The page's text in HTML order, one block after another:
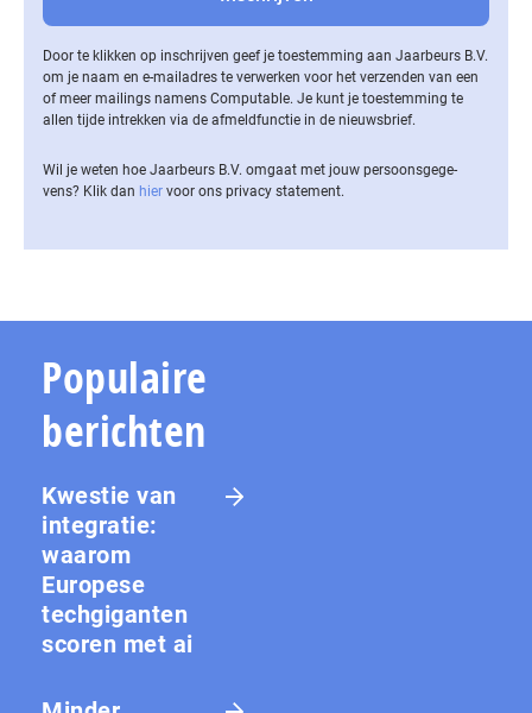
Door te klikken op inschrijven geef je toestemming aan Jaarbeurs B.V.
om je naam en e-mailadres te verwerken voor het verzenden van een
of meer mailings namens Computable. Je kunt je toestemming te
allen tijde intrekken via de af­meld­func­tie in de nieuwsbrief.
Wil je weten hoe Jaarbeurs B.V. omgaat met jouw per­soons­ge­ge­
vens? Klik dan hier voor ons privacy statement.
Populaire
berichten
Kwestie van
integratie:
waarom
Europese
techgiganten
scoren met ai